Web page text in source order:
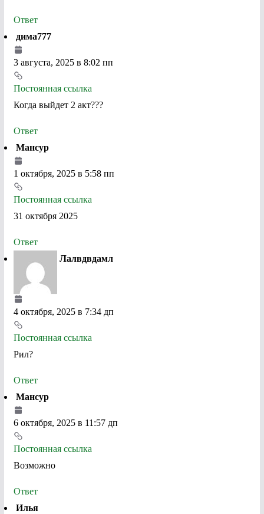
Ответ
дима777
3 августа, 2025 в 8:02 пп
Постоянная ссылка
Когда выйдет 2 акт???
Ответ
Мансур
1 октября, 2025 в 5:58 пп
Постоянная ссылка
31 октября 2025
Ответ
Лалвдвдамл
4 октября, 2025 в 7:34 дп
Постоянная ссылка
Рил?
Ответ
Мансур
6 октября, 2025 в 11:57 дп
Постоянная ссылка
Возможно
Ответ
Илья